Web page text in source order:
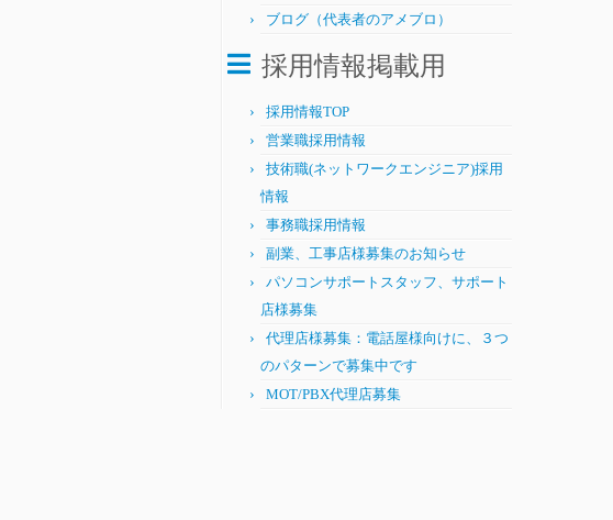
ブログ（代表者のアメブロ）
採用情報掲載用
採用情報TOP
営業職採用情報
技術職(ネットワークエンジニア)採用
情報
事務職採用情報
副業、工事店様募集のお知らせ
パソコンサポートスタッフ、サポート
店様募集
代理店様募集：電話屋様向けに、３つ
のパターンで募集中です
MOT/PBX代理店募集